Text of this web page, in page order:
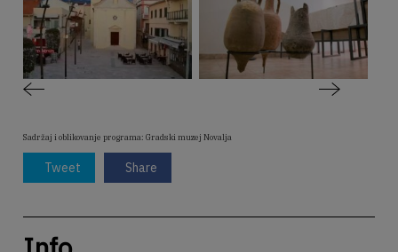
Sadržaj i oblikovanje programa: Gradski muzej Novalja
Tweet Share